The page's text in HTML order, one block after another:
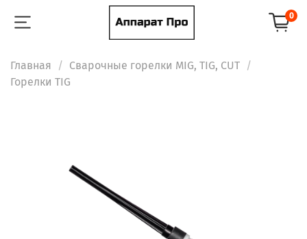
0
Главная
Сварочные горелки MIG, TIG, CUT
Горелки TIG